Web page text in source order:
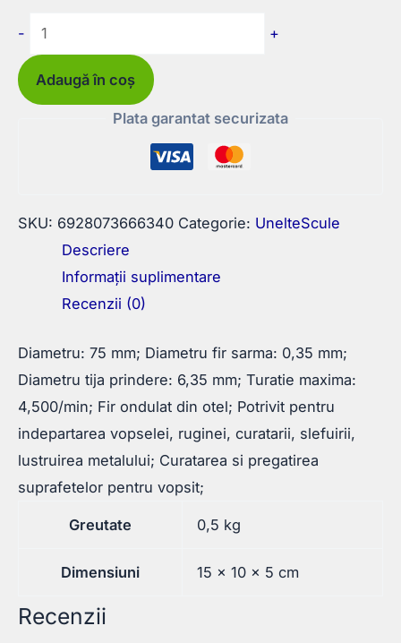
-
Cantitate
Perie
sarma
Plata
+
Adaugă în coș
Plata garantat securizata
SKU: 6928073666340 Categorie: UnelteScule
Descriere
Informații suplimentare
Recenzii (0)
Diametru: 75 mm; Diametru fir sarma: 0,35 mm;
Diametru tija prindere: 6,35 mm; Turatie maxima:
4,500/min; Fir ondulat din otel; Potrivit pentru
indepartarea vopselei, ruginei, curatarii, slefuirii,
lustruirea metalului; Curatarea si pregatirea
suprafetelor pentru vopsit;
Greutate 0,5 kg
Dimensiuni 15 × 10 × 5 cm
Recenzii